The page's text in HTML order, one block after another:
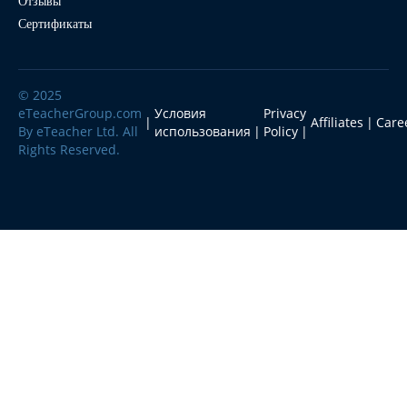
Сертификаты
© 2025
eTeacherGroup.com
By eTeacher Ltd. All
Rights Reserved.
Условия
использования
Privacy
Policy
Affiliates